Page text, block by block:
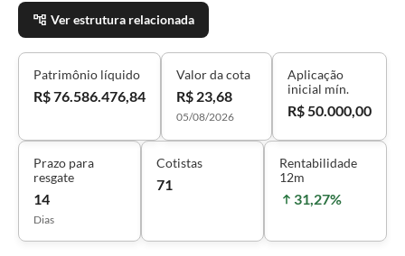
Ver estrutura relacionada
Patrimônio líquido
R$ 76.586.476,84
Valor da cota
R$ 23,68
05/08/2026
Aplicação
inicial mín.
R$ 50.000,00
Prazo para
resgate
14
Dias
Cotistas
71
Rentabilidade
12m
31,27%